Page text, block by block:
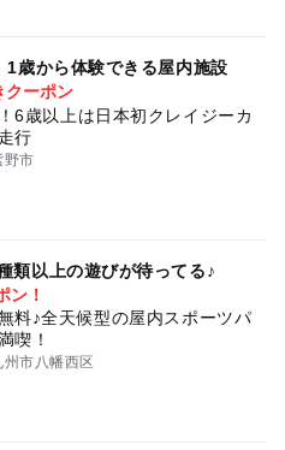
歳から体験できる屋内施設
クーポン
6歳以上は日本初クレイジーカ
行
野市
類以上の遊びが待ってる♪
ン！
料♪全天候型の屋内スポーツパ
喫！
市八幡西区